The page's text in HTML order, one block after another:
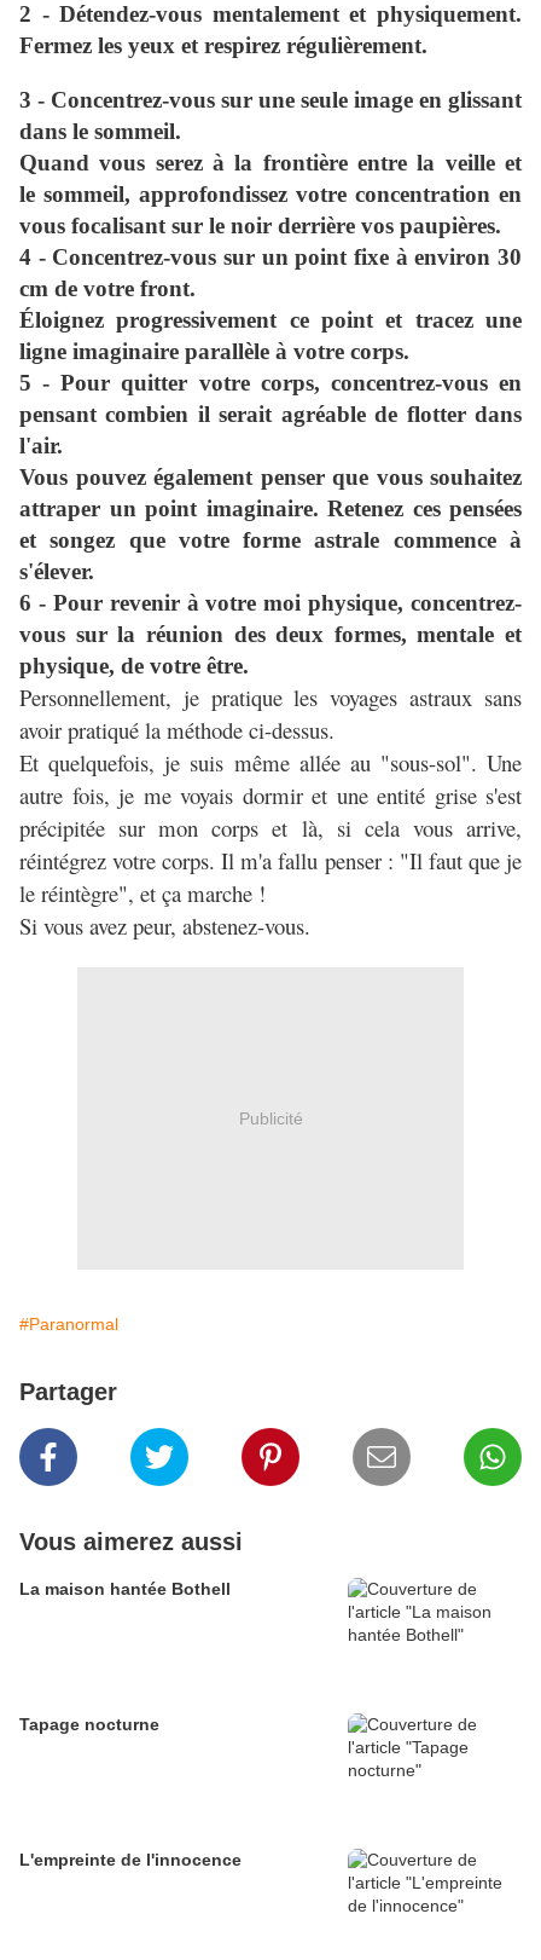
2 - Détendez-vous mentalement et physiquement.
Fermez les yeux et respirez régulièrement.
3 - Concentrez-vous sur une seule image en glissant
dans le sommeil.
Quand vous serez à la frontière entre la veille et
le sommeil, approfondissez votre concentration en
vous focalisant sur le noir derrière vos paupières.
4 - Concentrez-vous sur un point fixe à environ 30
cm de votre front.
Éloignez progressivement ce point et tracez une
ligne imaginaire parallèle à votre corps.
5 - Pour quitter votre corps, concentrez-vous en
pensant combien il serait agréable de flotter dans
l'air.
Vous pouvez également penser que vous souhaitez
attraper un point imaginaire. Retenez ces pensées
et songez que votre forme astrale commence à
s'élever.
6 - Pour revenir à votre moi physique, concentrez-
vous sur la réunion des deux formes, mentale et
physique, de votre être.
Personnellement, je pratique les voyages astraux sans
avoir pratiqué la méthode ci-dessus.
Et quelquefois, je suis même allée au "sous-sol". Une
autre fois, je me voyais dormir et une entité grise s'est
précipitée sur mon corps et là, si cela vous arrive,
réintégrez votre corps. Il m'a fallu penser : "Il faut que je
le réintègre", et ça marche !
Si vous avez peur, abstenez-vous.
Publicité
#Paranormal
Partager
Vous aimerez aussi
La maison hantée Bothell
Tapage nocturne
L'empreinte de l'innocence